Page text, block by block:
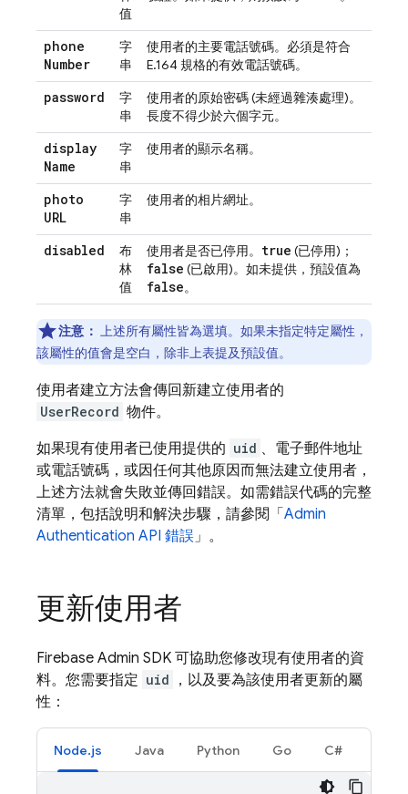
值
phone
Number
字
串
使用者的主要電話號碼。必須是符合
E.164 規格的有效電話號碼。
password
字
串
使用者的原始密碼 (未經過雜湊處理)。
長度不得少於六個字元。
display
Name
字
串
使用者的顯示名稱。
photo
URL
字
串
使用者的相片網址。
disabled
布
林
值
使用者是否已停用。 true (已停用)；
false (已啟用)。如未提供，預設值為
false。
注意： 上述所有屬性皆為選填。如果未指定特定屬性，
該屬性的值會是空白，除非上表提及預設值。
使用者建立方法會傳回新建立使用者的
UserRecord 物件。
如果現有使用者已使用提供的 uid 、電子郵件地址
或電話號碼，或因任何其他原因而無法建立使用者，
上述方法就會失敗並傳回錯誤。如需錯誤代碼的完整
清單，包括說明和解決步驟，請參閱「 Admin
Authentication API 錯誤」。
更新使用者
Firebase Admin SDK 可協助您修改現有使用者的資
料。您需要指定 uid
，以及要為該使用者更新的屬
性：
Node.js Java Python Go C#